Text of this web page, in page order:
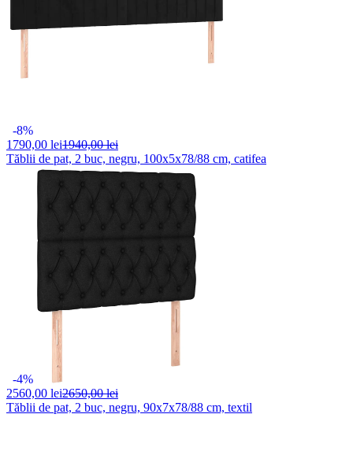
-8%
1790,00 lei1940,00 lei
Tăblii de pat, 2 buc, negru, 100x5x78/88 cm, catifea
-4%
2560,00 lei2650,00 lei
Tăblii de pat, 2 buc, negru, 90x7x78/88 cm, textil